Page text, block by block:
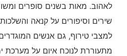
לאהוב. מאות בשנים סופרים
שירים וסיפורים על קנאה
למצבי טירוף, גם אנשים
מתעוררת לנוכח איום על